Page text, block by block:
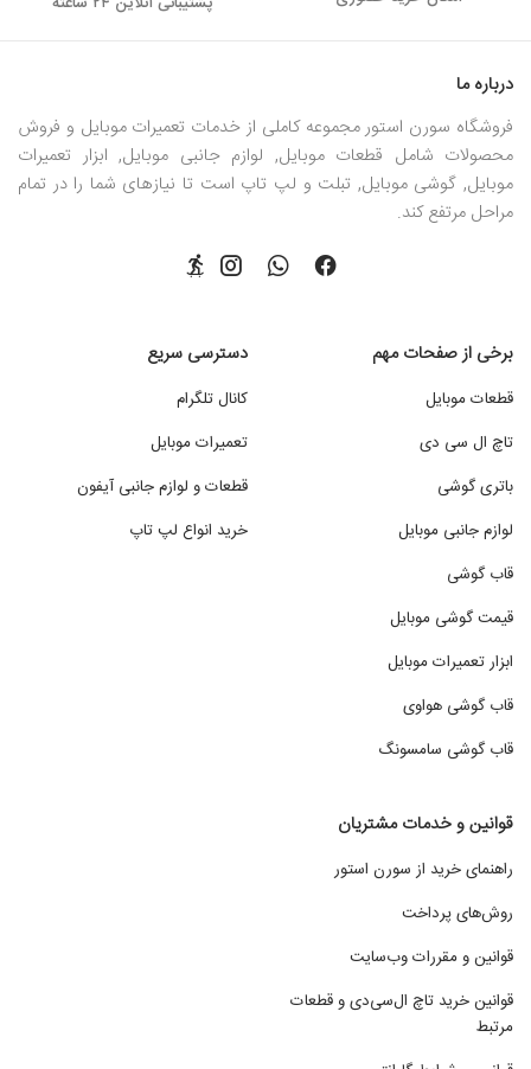
درباره ما
فروشگاه سورن استور مجموعه کاملی از خدمات تعمیرات موبایل و فروش
محصولات شامل قطعات موبایل, لوازم جانبی موبایل, ابزار تعمیرات
موبایل, گوشی موبایل, تبلت و لپ تاپ است تا نیازهای شما را در تمام
مراحل مرتفع کند.
برخی از صفحات مهم
قطعات موبایل
تاچ ال سی دی
باتری گوشی
لوازم جانبی موبایل
قاب گوشی
قیمت گوشی موبایل
ابزار تعمیرات موبایل
قاب گوشی هواوی
قاب گوشی سامسونگ
دسترسی سریع
کانال تلگرام
تعمیرات موبایل
قطعات و لوازم جانبی آیفون
خرید انواع لپ تاپ
قوانین و خدمات مشتریان
راهنمای خرید از سورن استور
روش‌های پرداخت
قوانین و مقررات وب‌سایت
قوانین خرید تاچ ال‌سی‌دی و قطعات
مرتبط